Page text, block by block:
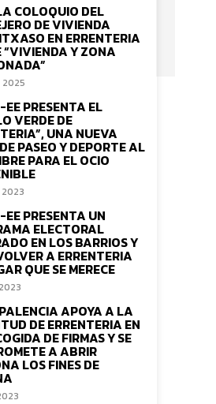
COLOQUIO DEL
DE VIVIENDA
EN ERRENTERIA
“VIVIENDA Y ZONA
2025
EE PRESENTA EL
VERDE DE
UNA NUEVA
PASEO Y DEPORTE AL
PARA EL OCIO
2023
EE PRESENTA UN
ELECTORAL
EN LOS BARRIOS Y
A ERRENTERIA
QUE SE MERECE
APOYA A LA
DE ERRENTERIA EN
DE FIRMAS Y SE
A ABRIR
LOS FINES DE